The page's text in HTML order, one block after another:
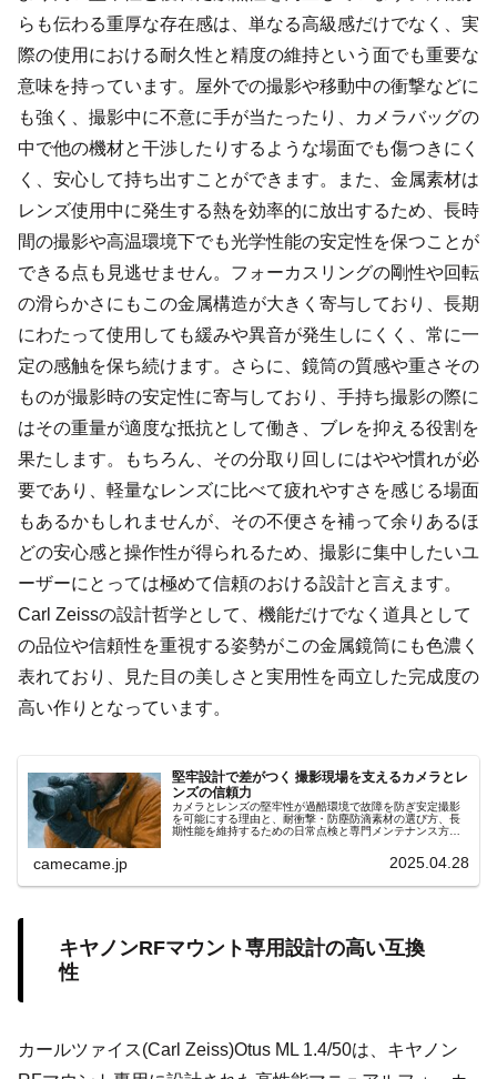
らも伝わる重厚な存在感は、単なる高級感だけでなく、実
際の使用における耐久性と精度の維持という面でも重要な
意味を持っています。屋外での撮影や移動中の衝撃などに
も強く、撮影中に不意に手が当たったり、カメラバッグの
中で他の機材と干渉したりするような場面でも傷つきにく
く、安心して持ち出すことができます。また、金属素材は
レンズ使用中に発生する熱を効率的に放出するため、長時
間の撮影や高温環境下でも光学性能の安定性を保つことが
できる点も見逃せません。フォーカスリングの剛性や回転
の滑らかさにもこの金属構造が大きく寄与しており、長期
にわたって使用しても緩みや異音が発生しにくく、常に一
定の感触を保ち続けます。さらに、鏡筒の質感や重さその
ものが撮影時の安定性に寄与しており、手持ち撮影の際に
はその重量が適度な抵抗として働き、ブレを抑える役割を
果たします。もちろん、その分取り回しにはやや慣れが必
要であり、軽量なレンズに比べて疲れやすさを感じる場面
もあるかもしれませんが、その不便さを補って余りあるほ
どの安心感と操作性が得られるため、撮影に集中したいユ
ーザーにとっては極めて信頼のおける設計と言えます。
Carl Zeissの設計哲学として、機能だけでなく道具として
の品位や信頼性を重視する姿勢がこの金属鏡筒にも色濃く
表れており、見た目の美しさと実用性を両立した完成度の
高い作りとなっています。
堅牢設計で差がつく 撮影現場を支えるカメラとレ
ンズの信頼力
カメラとレンズの堅牢性が過酷環境で故障を防ぎ安定撮影
を可能にする理由と、耐衝撃・防塵防滴素材の選び方、長
期性能を維持するための日常点検と専門メンテナンス方
camecame.jp 2025.04.28
キヤノンRFマウント専用設計の高い互換
性
カールツァイス(Carl Zeiss)Otus ML 1.4/50は、キヤノン